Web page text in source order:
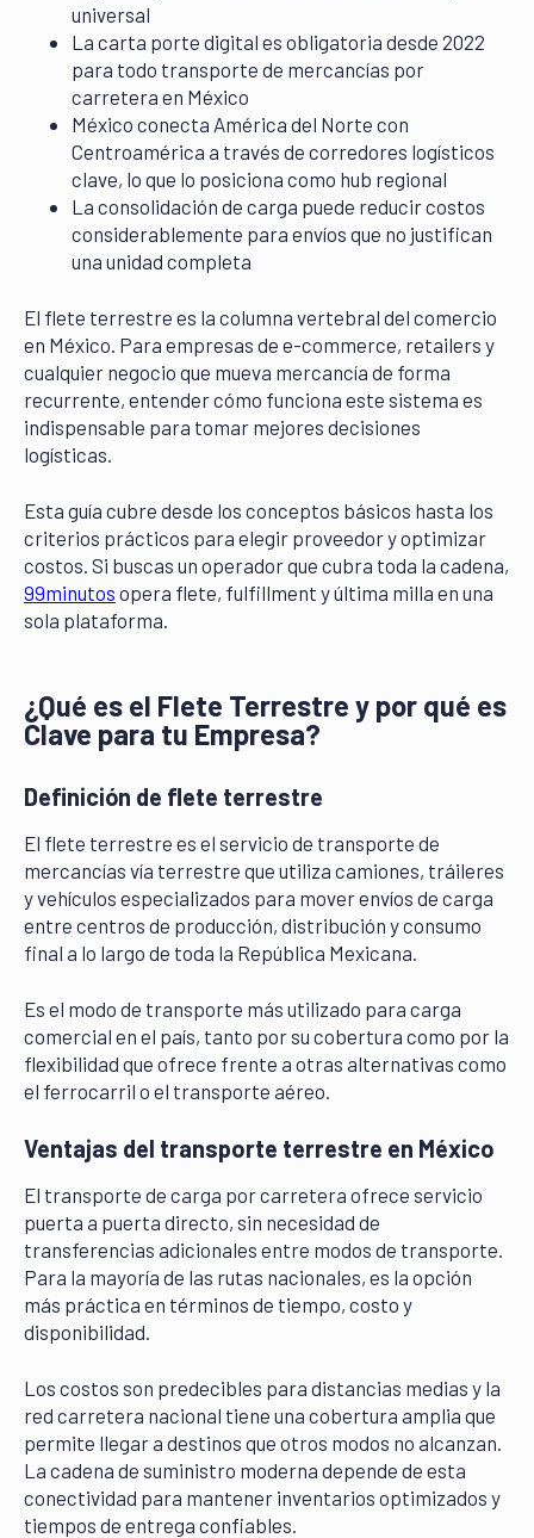
universal
La carta porte digital es obligatoria desde 2022
para todo transporte de mercancías por
carretera en México
México conecta América del Norte con
Centroamérica a través de corredores logísticos
clave, lo que lo posiciona como hub regional
La consolidación de carga puede reducir costos
considerablemente para envíos que no justifican
una unidad completa
El flete terrestre es la columna vertebral del comercio
en México. Para empresas de e-commerce, retailers y
cualquier negocio que mueva mercancía de forma
recurrente, entender cómo funciona este sistema es
indispensable para tomar mejores decisiones
logísticas.
Esta guía cubre desde los conceptos básicos hasta los
criterios prácticos para elegir proveedor y optimizar
costos. Si buscas un operador que cubra toda la cadena,
99minutos opera flete, fulfillment y última milla en una
sola plataforma.
¿Qué es el Flete Terrestre y por qué es
Clave para tu Empresa?
Definición de flete terrestre
El flete terrestre es el servicio de transporte de
mercancías vía terrestre que utiliza camiones, tráileres
y vehículos especializados para mover envíos de carga
entre centros de producción, distribución y consumo
final a lo largo de toda la República Mexicana.
Es el modo de transporte más utilizado para carga
comercial en el país, tanto por su cobertura como por la
flexibilidad que ofrece frente a otras alternativas como
el ferrocarril o el transporte aéreo.
Ventajas del transporte terrestre en México
El transporte de carga por carretera ofrece servicio
puerta a puerta directo, sin necesidad de
transferencias adicionales entre modos de transporte.
Para la mayoría de las rutas nacionales, es la opción
más práctica en términos de tiempo, costo y
disponibilidad.
Los costos son predecibles para distancias medias y la
red carretera nacional tiene una cobertura amplia que
permite llegar a destinos que otros modos no alcanzan.
La cadena de suministro moderna depende de esta
conectividad para mantener inventarios optimizados y
tiempos de entrega confiables.